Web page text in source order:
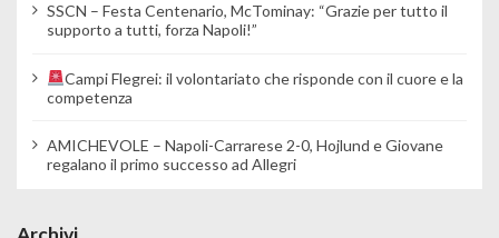
SSCN – Festa Centenario, McTominay: “Grazie per tutto il
supporto a tutti, forza Napoli!”
Campi Flegrei: il volontariato che risponde con il cuore e la
competenza
AMICHEVOLE – Napoli-Carrarese 2-0, Hojlund e Giovane
regalano il primo successo ad Allegri